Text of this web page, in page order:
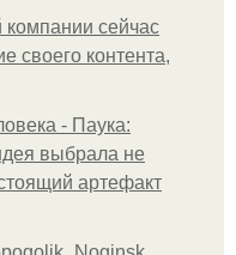
компании сейчас
своего контента,
- Паука:
выбрала не
артефакт